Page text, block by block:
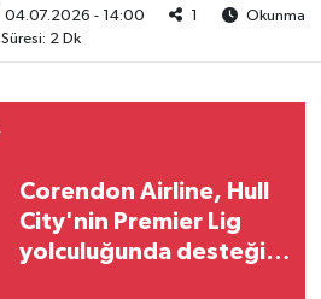
04.07.2026 - 14:00
Okunma
Süresi: 2 Dk
Corendon Airline, Hull
City'nin Premier Lig
yolculuğunda desteğini